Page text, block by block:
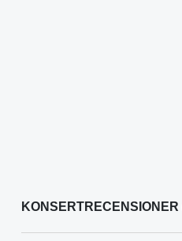
KONSERTRECENSIONER